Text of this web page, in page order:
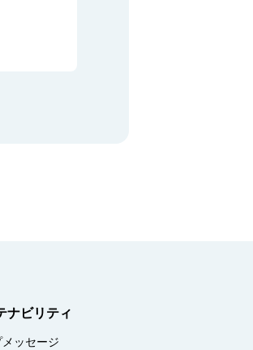
ナビリティ
メッセージ